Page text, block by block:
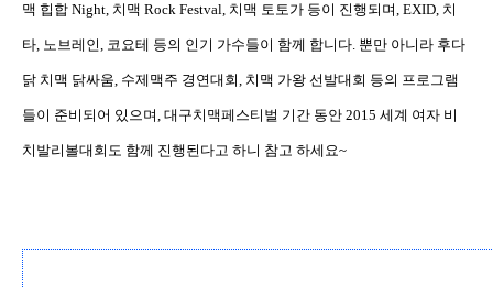
맥 힙합 Night, 치맥 Rock Festval, 치맥 토토가 등이 진행되며, EXID, 치
타, 노브레인, 코요테 등의 인기 가수들이 함께 합니다. 뿐만 아니라 후다
닭 치맥 닭싸움, 수제맥주 경연대회, 치맥 가왕 선발대회 등의 프로그램
들이 준비되어 있으며, 대구치맥페스티벌 기간 동안 2015 세계 여자 비
치발리볼대회도 함께 진행된다고 하니 참고 하세요~